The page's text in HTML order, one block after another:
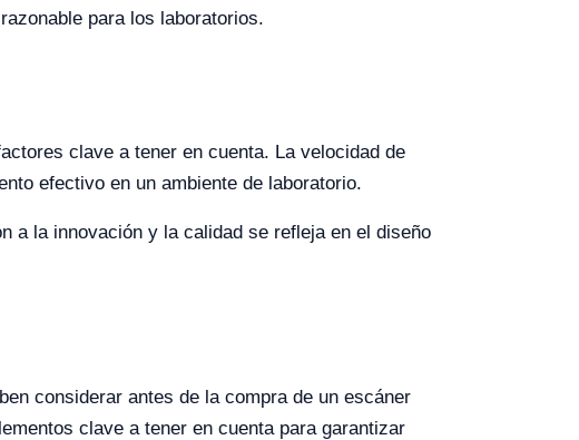
para los laboratorios.
clave a tener en cuenta. La velocidad de
efectivo en un ambiente de laboratorio.
a la innovación y la calidad se refleja en el diseño
considerar antes de la compra de un escáner
clave a tener en cuenta para garantizar